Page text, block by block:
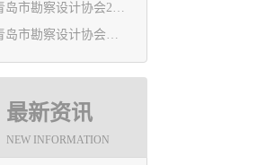
青岛市勘察设计协会2020年度第一次理事会顺利召开
青岛市勘察设计协会陪同市住房和城乡建设局刘波副局长走访调研会员单位
最新资讯
NEW INFORMATION